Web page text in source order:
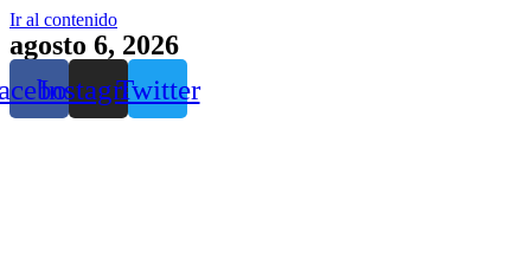
Ir al contenido
agosto 6, 2026
InstagramTwitter